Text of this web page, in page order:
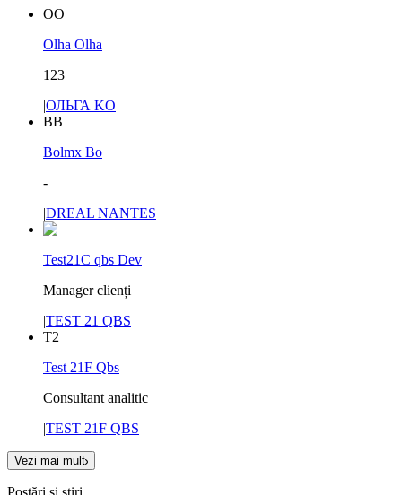
OO
Olha Olha
123
|ОЛЬГА KO
BB
Bolmx Bo
-
|DREAL NANTES
Test21C qbs Dev
Manager clienți
|TEST 21 QBS
T2
Test 21F Qbs
Consultant analitic
|TEST 21F QBS
Vezi mai mult